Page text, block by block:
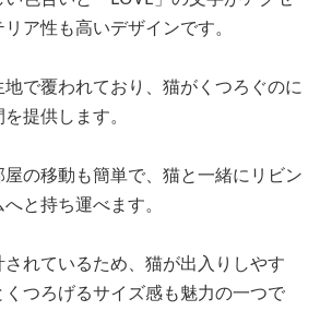
ア性も高いデザインです。
で覆われており、猫がくつろぐのに
提供します。
の移動も簡単で、猫と一緒にリビン
と持ち運べます。
れているため、猫が出入りしやす
くつろげるサイズ感も魅力の一つで